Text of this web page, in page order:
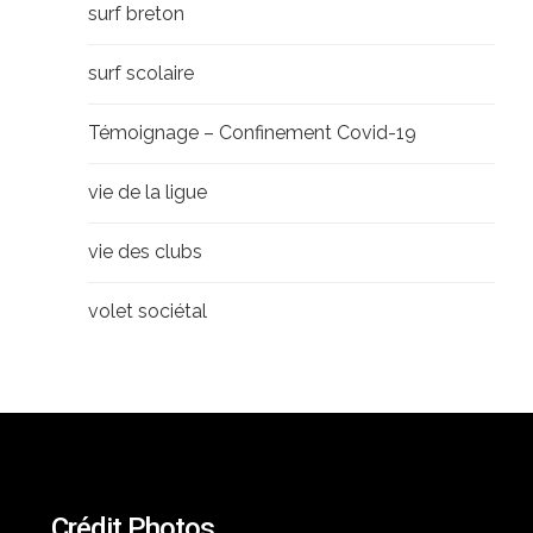
surf breton
surf scolaire
Témoignage – Confinement Covid-19
vie de la ligue
vie des clubs
volet sociétal